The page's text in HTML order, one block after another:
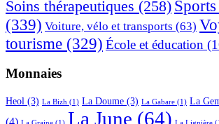
Soins thérapeutiques (258)
(339) Voiture, vélo et transports (63)
tourisme (329) École et éducation
Monnaies
Heol (3) La Bizh (1) La Doume (3) La Gabare (1) La
(4)
La June (64)